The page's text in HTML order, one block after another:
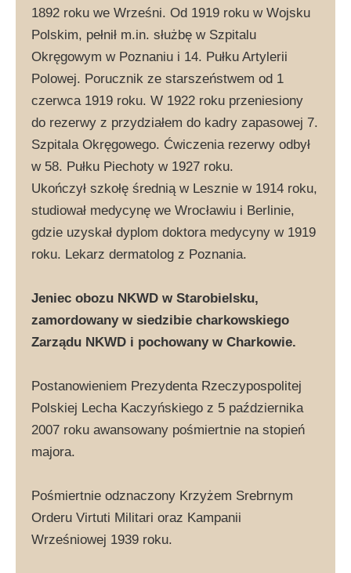
1892 roku we Wrześni. Od 1919 roku w Wojsku
Polskim, pełnił m.in. służbę w Szpitalu
Okręgowym w Poznaniu i 14. Pułku Artylerii
Polowej. Porucznik ze starszeństwem od 1
czerwca 1919 roku. W 1922 roku przeniesiony
do rezerwy z przydziałem do kadry zapasowej 7.
Szpitala Okręgowego. Ćwiczenia rezerwy odbył
w 58. Pułku Piechoty w 1927 roku.
Ukończył szkołę średnią w Lesznie w 1914 roku,
studiował medycynę we Wrocławiu i Berlinie,
gdzie uzyskał dyplom doktora medycyny w 1919
roku. Lekarz dermatolog z Poznania.
Jeniec obozu NKWD w Starobielsku,
zamordowany w siedzibie charkowskiego
Zarządu NKWD i pochowany w Charkowie.
Postanowieniem Prezydenta Rzeczypospolitej
Polskiej Lecha Kaczyńskiego z 5 października
2007 roku awansowany pośmiertnie na stopień
majora.
Pośmiertnie odznaczony Krzyżem Srebrnym
Orderu Virtuti Militari oraz Kampanii
Wrześniowej 1939 roku.